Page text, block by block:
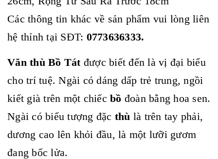
Các thông tin khác về sản phẩm vui lòng liên
hệ thỉnh tại SĐT: 0773636333.
Văn thù Bồ Tátđược biết đến là vị đại biểu
cho trí tuệ. Ngài có dáng dấp trẻ trung, ngồi
kiết già trên một chiếc bồ đoàn bằng hoa sen.
Ngài có biểu tượng đặc thù là trên tay phải,
dương cao lên khỏi đầu, là một lưỡi gươm
đang bốc lửa.